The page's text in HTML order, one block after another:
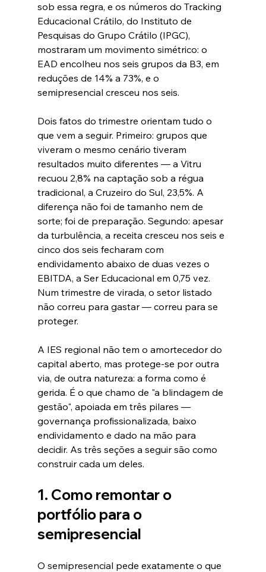
sob essa regra, e os números do Tracking
Educacional Crátilo, do Instituto de
Pesquisas do Grupo Crátilo (IPGC),
mostraram um movimento simétrico: o
EAD encolheu nos seis grupos da B3, em
reduções de 14% a 73%, e o
semipresencial cresceu nos seis.
Dois fatos do trimestre orientam tudo o
que vem a seguir. Primeiro: grupos que
viveram o mesmo cenário tiveram
resultados muito diferentes — a Vitru
recuou 2,8% na captação sob a régua
tradicional, a Cruzeiro do Sul, 23,5%. A
diferença não foi de tamanho nem de
sorte; foi de preparação. Segundo: apesar
da turbulência, a receita cresceu nos seis e
cinco dos seis fecharam com
endividamento abaixo de duas vezes o
EBITDA, a Ser Educacional em 0,75 vez.
Num trimestre de virada, o setor listado
não correu para gastar — correu para se
proteger.
A IES regional não tem o amortecedor do
capital aberto, mas protege-se por outra
via, de outra natureza: a forma como é
gerida. É o que chamo de "a blindagem de
gestão", apoiada em três pilares —
governança profissionalizada, baixo
endividamento e dado na mão para
decidir. As três seções a seguir são como
construir cada um deles.
1. Como remontar o
portfólio para o
semipresencial
O semipresencial pede exatamente o que